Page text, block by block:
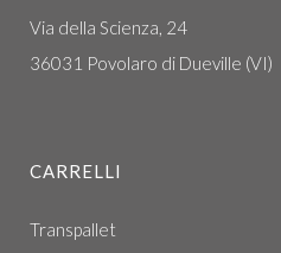
Via della Scienza, 24
36031 Povolaro di Dueville (VI)
CARRELLI
Transpallet